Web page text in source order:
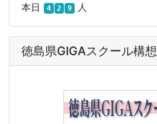
本日 4 2 9 人
徳島県GIGAスクール構想